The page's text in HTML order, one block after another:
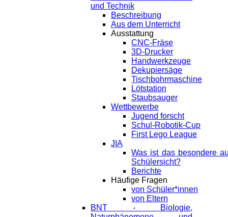
und Technik
Beschreibung
Aus dem Unterricht
Ausstattung
CNC-Fräse
3D-Drucker
Handwerkzeuge
Dekupiersäge
Tischbohrmaschine
Lötstation
Staubsauger
Wettbewerbe
Jugend forscht
Schul-Robotik-Cup
First Lego League
JIA
Was ist das besondere
Schülersicht?
Berichte
Häufige Fragen
von Schüler*innen
von Eltern
BNT - Biologie,